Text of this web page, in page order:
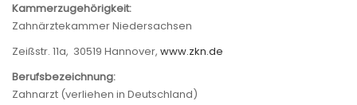
Kammerzugehörigkeit:
Zahnärztekammer Niedersachsen
Zeißstr. 11a, 30519 Hannover, www.zkn.de
Berufsbezeichnung:
Zahnarzt (verliehen in Deutschland)